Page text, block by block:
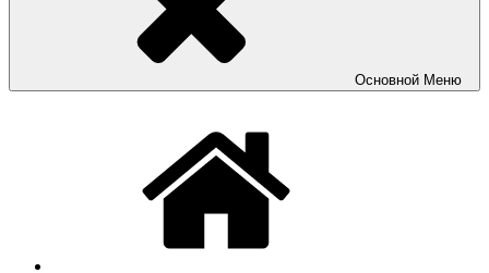
Основной Меню